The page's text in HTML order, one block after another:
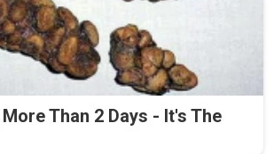
Than 2 Days - It's The